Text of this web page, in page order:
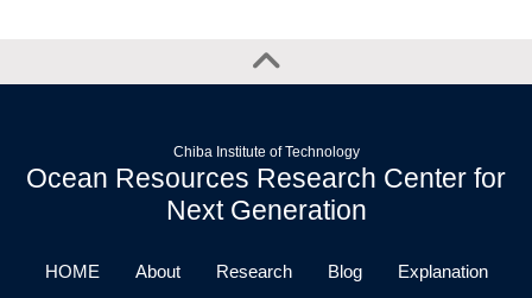
Chiba Institute of Technology
Ocean Resources Research Center for
Next Generation
HOME About Research Blog Explanation